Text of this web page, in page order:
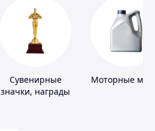
Сувенирные
значки, награды
Моторные